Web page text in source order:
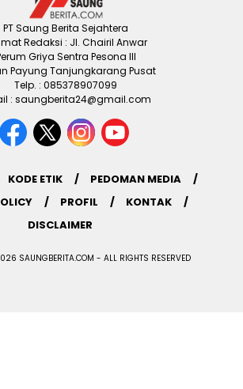
PT Saung Berita Sejahtera
Redaksi : Jl. Chairil Anwar
Griya Sentra Pesona III
Payung Tanjungkarang Pusat
Telp. : 085378907099
: saungberita24@gmail.com
KODE ETIK
PEDOMAN MEDIA
PROFIL
KONTAK
DISCLAIMER
SAUNGBERITA.COM - ALL RIGHTS RESERVED